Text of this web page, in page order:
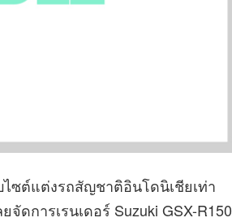
ไซต์แต่งรถสัญชาติอินโดนิเชียเท่า
ดการเรนเดอร์ Suzuki GSX-R150